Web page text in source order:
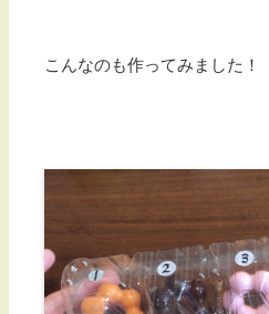
こんなのも作ってみました！